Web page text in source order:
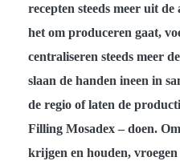
recepten steeds meer uit
het om produceren gaat,
centraliseren steeds meer
slaan de handen ineen in
de regio of laten de
Filling Mosadex – doen.
krijgen en houden, vroegen